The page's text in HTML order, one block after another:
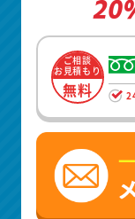
ご相談
お見積もり
無料